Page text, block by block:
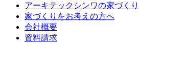
アーキテックシンワの家づくり
家づくりをお考えの方へ
会社概要
資料請求